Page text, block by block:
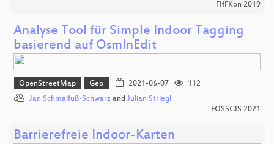
FIfFKon 2019
Analyse Tool für Simple Indoor Tagging
basierend auf OsmInEdit
OpenStreetMap Geo 2021-06-07
112
Jan Schmalfuß-Schwarz and Julian Striegl
FOSSGIS 2021
Barrierefreie Indoor-Karten